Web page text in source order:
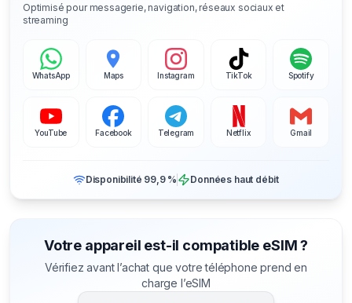
Optimisé pour messagerie, navigation, réseaux sociaux et
streaming
WhatsApp Maps Instagram TikTok Spotify
YouTube Facebook Telegram Netflix Gmail
Disponibilité 99,9 % Données haut débit
Votre appareil est-il compatible eSIM ?
Vérifiez avant l’achat que votre téléphone prend en
charge l’eSIM